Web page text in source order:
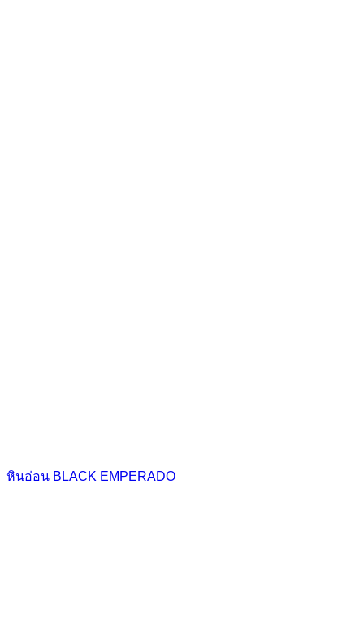
หินอ่อน BLACK EMPERADO